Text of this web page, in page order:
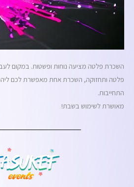
השכרת פלטה מציעה נוחות ופשטות. במקום
פלטה ותחזוקה, השכרת אחת מאפשרת לכם
התחייבות.
מאושרת לשימוש בשבת!